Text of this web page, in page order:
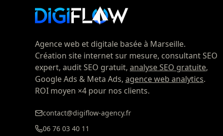
Agence web et digitale basée à Marseille.
Création site internet sur mesure, consultant SEO
expert, audit SEO gratuit, analyse SEO gratuite,
Google Ads & Meta Ads, agence web analytics.
ROI moyen ×4 pour nos clients.
contact@digiflow-agency.fr
06 76 03 40 11